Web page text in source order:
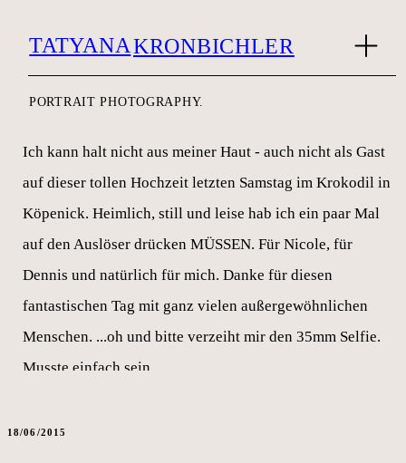
TATYANAKRONBICHLER
PORTRAIT PHOTOGRAPHY.
Ich kann halt nicht aus meiner Haut - auch nicht als Gast
auf dieser tollen Hochzeit letzten Samstag im Krokodil in
Köpenick. Heimlich, still und leise hab ich ein paar Mal
auf den Auslöser drücken MÜSSEN. Für Nicole, für
Dennis und natürlich für mich. Danke für diesen
fantastischen Tag mit ganz vielen außergewöhnlichen
Menschen. ...oh und bitte verzeiht mir den 35mm Selfie.
Musste einfach sein.
18/06/2015